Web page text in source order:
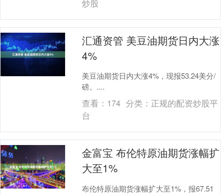
炒股
汇通资管 美豆油期货日内大涨
4%
美豆油期货日内大涨4%，现报53.24美分/
磅。....
查看： 174 分类： 正规的配资炒股平
台
金富宝 布伦特原油期货涨幅扩
大至1%
布伦特原油期货涨幅扩大至1%，报67.51